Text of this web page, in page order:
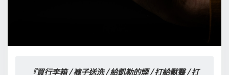
『買行李箱 / 褲子送洗 / 給凱勒的煙 / 打給獸醫 / 打